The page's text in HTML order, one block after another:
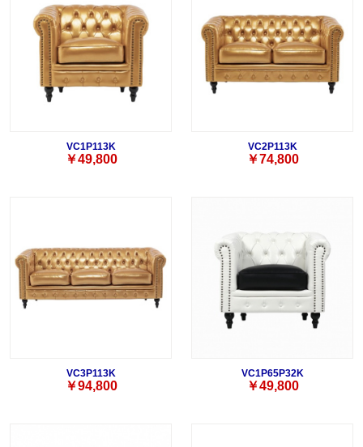
VC1P113K
￥49,800
VC2P113K
￥74,800
VC3P113K
￥94,800
VC1P65P32K
￥49,800